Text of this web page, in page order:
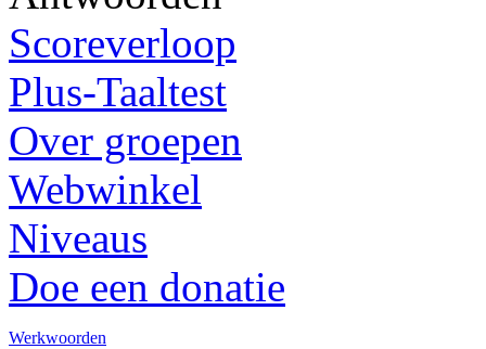
Scoreverloop
Plus-Taaltest
Over groepen
Webwinkel
Niveaus
Doe een donatie
Werkwoorden